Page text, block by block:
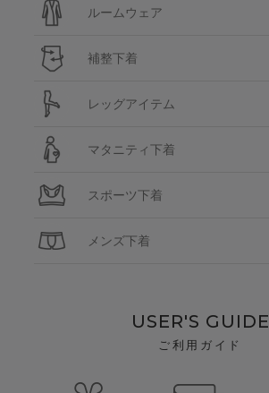
ルームウェア
補整下着
レッグアイテム
マタニティ下着
スポーツ下着
メンズ下着
USER'S GUIDE
ご利用ガイド